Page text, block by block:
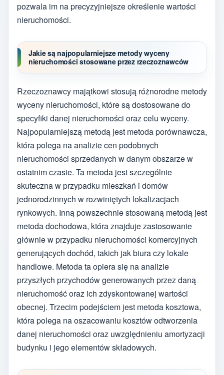
pozwala im na precyzyjniejsze określenie wartości
nieruchomości.
Jakie są najpopularniejsze metody wyceny
nieruchomości stosowane przez rzeczoznawców
Rzeczoznawcy majątkowi stosują różnorodne metody
wyceny nieruchomości, które są dostosowane do
specyfiki danej nieruchomości oraz celu wyceny.
Najpopularniejszą metodą jest metoda porównawcza,
która polega na analizie cen podobnych
nieruchomości sprzedanych w danym obszarze w
ostatnim czasie. Ta metoda jest szczególnie
skuteczna w przypadku mieszkań i domów
jednorodzinnych w rozwiniętych lokalizacjach
rynkowych. Inną powszechnie stosowaną metodą jest
metoda dochodowa, która znajduje zastosowanie
głównie w przypadku nieruchomości komercyjnych
generujących dochód, takich jak biura czy lokale
handlowe. Metoda ta opiera się na analizie
przyszłych przychodów generowanych przez daną
nieruchomość oraz ich zdyskontowanej wartości
obecnej. Trzecim podejściem jest metoda kosztowa,
która polega na oszacowaniu kosztów odtworzenia
danej nieruchomości oraz uwzględnieniu amortyzacji
budynku i jego elementów składowych.